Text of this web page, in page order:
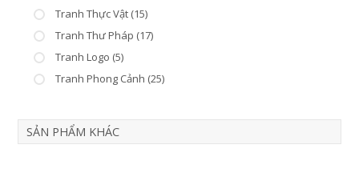
Tranh Thực Vật (15)
Tranh Thư Pháp (17)
Tranh Logo (5)
Tranh Phong Cảnh (25)
SẢN PHẨM KHÁC